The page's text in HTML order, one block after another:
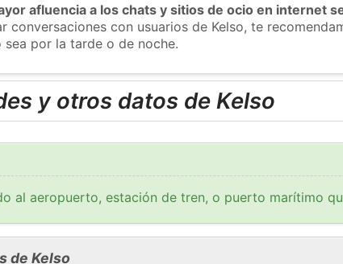
afluencia a los chats y sitios de ocio en internet
conversaciones con usuarios de Kelso, te
sea por la tarde o de noche.
y otros datos de Kelso
al aeropuerto, estación de tren, o puerto marítimo
de Kelso